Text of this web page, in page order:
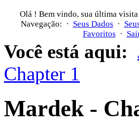
Olá ! Bem vindo, sua última
Navegação: · Seus Dados ·
Favoritos ·
Você está aqui:
Chapter 1
Mardek -